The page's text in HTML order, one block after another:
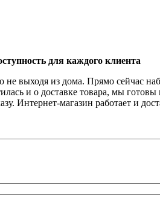
для каждого клиента
выходя из дома. Прямо сейчас
и о доставке товара, мы
Интернет-магазин работает и